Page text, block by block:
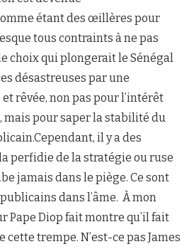
étant des œillères pour
tous contraints à ne pas
choix qui plongerait le Sénégal
désastreuses par une
rêvée, non pas pour l’intérêt
mais pour saper la stabilité du
il y a des
perfidie de la stratégie ou ruse
jamais dans le piège. Ce sont
dans l’âme. À mon
Pape Diop fait montre qu’il fait
trempe. N’est-ce pas James